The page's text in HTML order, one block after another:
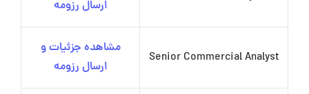
ارسال رزومه
Senior Commercial Analyst
مشاهده جزئیات و
ارسال رزومه